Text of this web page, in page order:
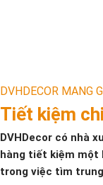
DVHDECOR MANG
Tiết kiệm
DVHDecor có nhà
hàng tiết kiệm một
trong việc tìm